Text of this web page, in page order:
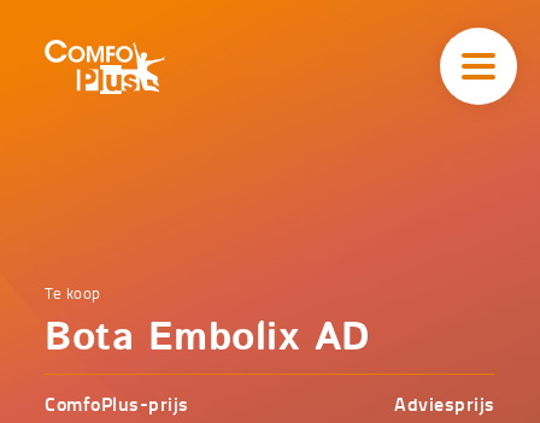
Home
Zorg
AD
Comfoplus
-
Te koop
Bota Embolix AD
ComfoPlus-prijs Adviesprijs
navigatieComfoPlus